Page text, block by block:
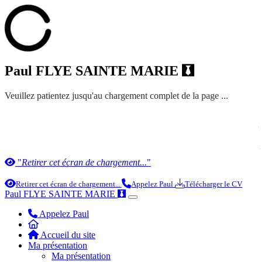
Paul FLYE SAINTE MARIE
Le chargement est trop long... nous allons arranger ça !
"Retirer cet écran de chargement..."
Retirer cet écran de chargement... Appelez Paul Télécharger le CV
Paul FLYE SAINTE MARIE
Appelez Paul
Accueil du site
Ma présentation
Ma présentation